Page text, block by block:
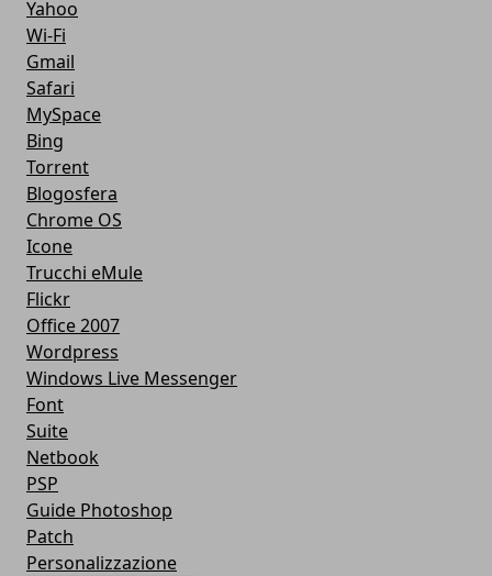
Yahoo
Wi-Fi
Gmail
Safari
MySpace
Bing
Torrent
Blogosfera
Chrome OS
Icone
Trucchi eMule
Flickr
Office 2007
Wordpress
Windows Live Messenger
Font
Suite
Netbook
PSP
Guide Photoshop
Patch
Personalizzazione